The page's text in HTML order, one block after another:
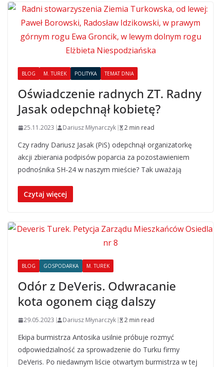
BLOG M. TUREK POLITYKA TEMAT DNIA
Oświadczenie radnych ZT. Radny
Jasak odepchnął kobietę?
25.11.2023 Dariusz Młynarczyk 2 min read
Czy radny Dariusz Jasak (PiS) odepchnął organizatorkę
akcji zbierania podpisów poparcia za pozostawieniem
podnośnika SH-24 w naszym mieście? Tak uważają
Czytaj więcej
BLOG GOSPODARKA M. TUREK
Odór z DeVeris. Odwracanie
kota ogonem ciąg dalszy
29.05.2023 Dariusz Młynarczyk 2 min read
Ekipa burmistrza Antosika usilnie próbuje rozmyć
odpowiedzialność za sprowadzenie do Turku firmy
DeVeris. Po niedawnym liście otwartym burmistrza w tej